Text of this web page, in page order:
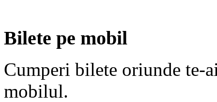
Bilete pe mobil
Cumperi bilete oriunde te-
mobilul.